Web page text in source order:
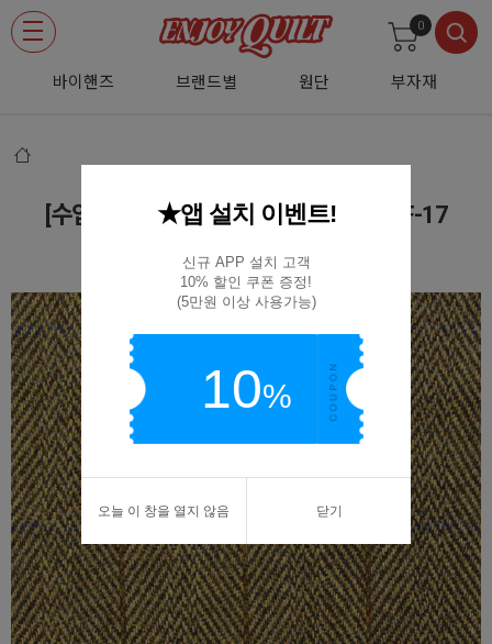
바이핸즈 브랜드별 원단 부자재
0
[수입원단] 대폭 빈티지 체크 울 원단 - CF-17
CF-17
★앱 설치 이벤트!
신규 APP 설치 고객
10% 할인 쿠폰 증정!
(5만원 이상 사용가능)
10%
오늘 이 창을 열지 않음 닫기